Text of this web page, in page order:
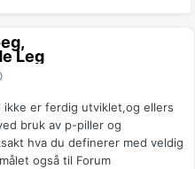
Leg
er ferdig utviklet,og ellers
bruk av p-piller og
hva du definerer med veldig
også til Forum